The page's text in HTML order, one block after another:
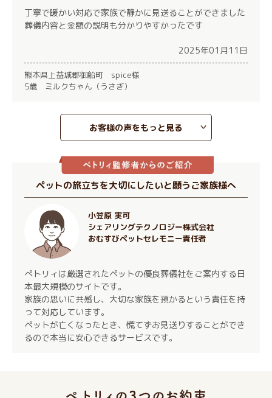
丁寧で暖かい対応で家族で静かに見送ることができました
葬儀内容と金額の説明も分かりやすかったです
2025年01月11日
熊本県上益城郡御船町 spice様
5歳 ミルクちゃん（うさぎ）
お客様の声をもっと見る
ペットの旅立ちを大切にしたいと願うご家族様へ
小笠原 実可
シェアリングテクノロジー株式会社
おむすびペットセレモニー責任者
ぺトリィは厳選されたペットの優良葬儀社をご案内する日
本最大規模のサイトです。
家族の思いに共感し、大切な家族を預かるという責任を持
って対応しています。
ペットが亡くなったとき、慌てずお見送りすることができ
るので本当に安心できるサービスです。